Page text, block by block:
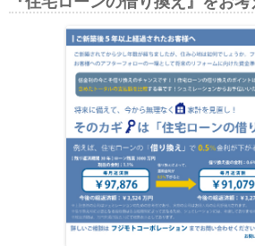
シ